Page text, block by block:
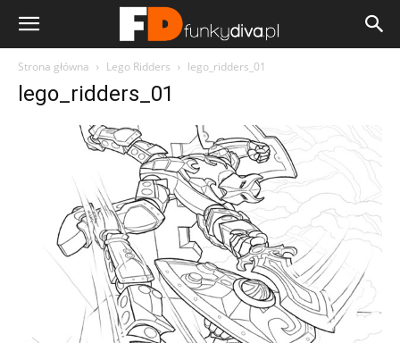
Strona główna Lego Ridders lego_ridders_01
lego_ridders_01